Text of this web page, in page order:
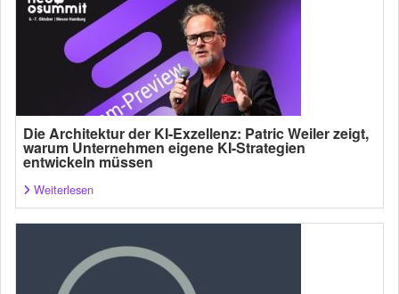
Die Architektur der KI-Exzellenz: Patric Weiler zeigt,
warum Unternehmen eigene KI-Strategien
entwickeln müssen
Weiterlesen